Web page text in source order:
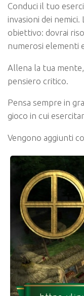
Conduci il tuo
invasioni dei
obiettivo: dovrai
numerosi elementi
Allena la tua
pensiero critico.
Pensa sempre in
gioco in cui
Vengono aggiunti